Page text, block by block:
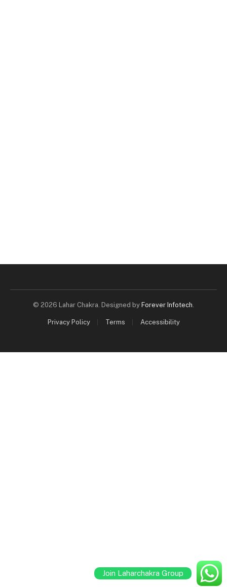
© 2026 Lahar Chakra. Designed by Forever Infotech.
Privacy Policy Terms Accessibility
Join Laharchakra Group